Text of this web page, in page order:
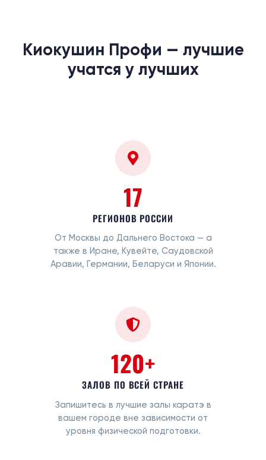
Киокушин Профи — лучшие
учатся у лучших
17
РЕГИОНОВ РОССИИ
От Москвы до Дальнего Востока — а
также в Иране, Кувейте, Саудовской
Аравии, Германии, Беларуси и Японии.
120+
ЗАЛОВ ПО ВСЕЙ СТРАНЕ
Запишитесь в лучшие залы каратэ в
вашем городе вне зависимости от
уровня физической подготовки.